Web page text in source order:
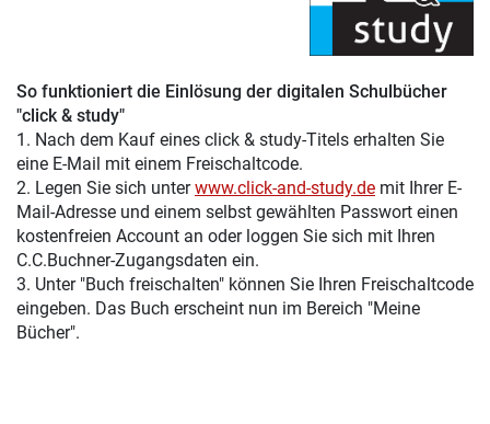
So funktioniert die Einlösung der digitalen Schulbücher
"click & study"
1. Nach dem Kauf eines click & study-Titels erhalten Sie
eine E-Mail mit einem Freischaltcode.
2. Legen Sie sich unterwww.click-and-study.de mit Ihrer E-
Mail-Adresse und einem selbst gewählten Passwort einen
kostenfreien Account an oder loggen Sie sich mit Ihren
C.C.Buchner-Zugangsdaten ein.
3. Unter "Buch freischalten" können Sie Ihren Freischaltcode
eingeben. Das Buch erscheint nun im Bereich "Meine
Bücher".